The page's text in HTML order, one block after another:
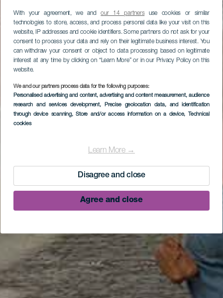
With your agreement, we andour 14 partnersuse cookies or similar
technologies to store, access, and process personal data like your visit on this
website, IP addresses and cookie identifiers. Some partners do not ask for your
consent to process your data and rely on their legitimate business interest. You
can withdraw your consent or object to data processing based on legitimate
interest at any time by clicking on “Learn More” or in our Privacy Policy on this
website.
We and our partners process data for the following purposes:
Personalised advertising and content, advertising and content measurement, audience
research and services development, Precise geolocation data, and identification
through device scanning, Store and/or access information on a device, Technical
cookies
Learn More →
Disagree and close
Agree and close